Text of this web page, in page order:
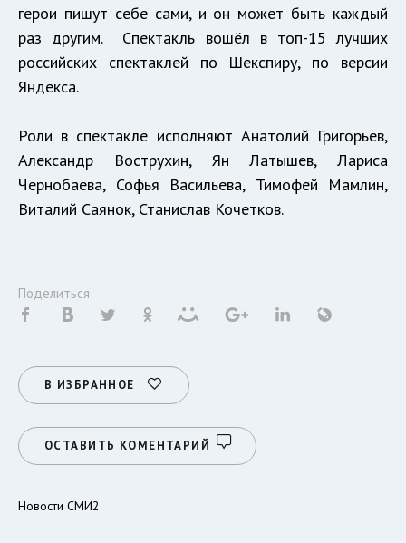
герои пишут себе сами, и он может быть каждый
раз другим. Спектакль вошёл в топ-15 лучших
российских спектаклей по Шекспиру, по версии
Яндекса.
Роли в спектакле исполняют Анатолий Григорьев,
Александр Вострухин, Ян Латышев, Лариса
Чернобаева, Софья Васильева, Тимофей Мамлин,
Виталий Саянок, Станислав Кочетков.
Поделиться:
В ИЗБРАННОЕ
ОСТАВИТЬ КОМЕНТАРИЙ
Новости СМИ2